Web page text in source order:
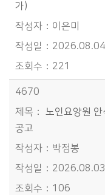
가)
이은미
2026.08.04
221
4670
노인요양원
공고
박정봉
2026.08.03
106